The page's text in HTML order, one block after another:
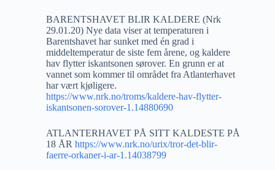
BARENTSHAVET BLIR KALDERE (Nrk
29.01.20) Nye data viser at temperaturen i
Barentshavet har sunket med én grad i
middeltemperatur de siste fem årene, og kaldere
hav flytter iskantsonen sørover. En grunn er at
vannet som kommer til området fra Atlanterhavet
har vært kjøligere.
https://www.nrk.no/troms/kaldere-hav-flytter-
iskantsonen-sorover-1.14880690
ATLANTERHAVET PÅ SITT KALDESTE PÅ
18 ÅR https://www.nrk.no/urix/tror-det-blir-
faerre-orkaner-i-ar-1.14038799